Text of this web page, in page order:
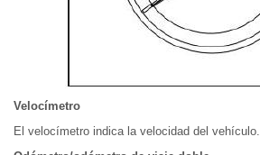
Velocímetro
El velocímetro indica la velocidad del vehículo.